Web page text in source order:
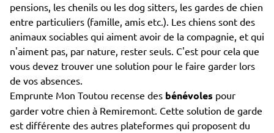
pensions, les chenils ou les dog sitters, les gardes de chien
entre particuliers (famille, amis etc.). Les chiens sont des
animaux sociables qui aiment avoir de la compagnie, et qui
n'aiment pas, par nature, rester seuls. C'est pour cela que
vous devez trouver une solution pour le faire garder lors
de vos absences.
Emprunte Mon Toutou recense des bénévoles pour
garder votre chien à Remiremont. Cette solution de garde
est différente des autres plateformes qui proposent du